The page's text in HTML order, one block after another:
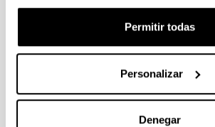
Permitir todas
Personalizar
Denegar
del País Vasco, UPV/EHU.
SAGARLUP no es simplemente una
añadido, sino que es una bebida
de manzana autóctona y lúpulos
modo que el vermut no es simplemente
hierbas", SAGARLUP no es "sidra con